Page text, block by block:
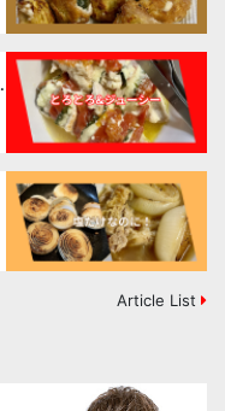
Article List